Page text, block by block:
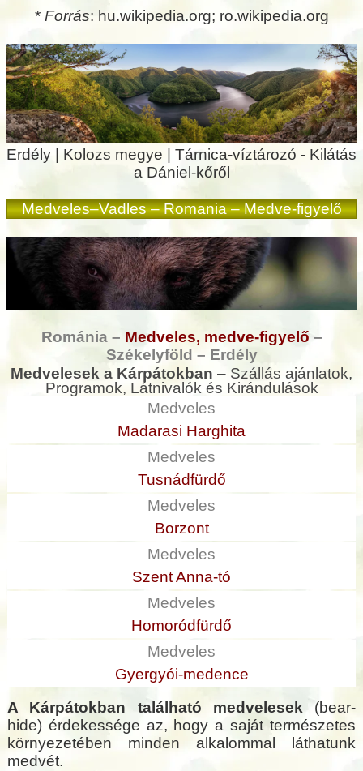
* Forrás: hu.wikipedia.org; ro.wikipedia.org
Erdély | Kolozs megye | Tárnica-víztározó - Kilátás
a Dániel-kőről
Medveles–Vadles – Romania – Medve-figyelő
Románia – Medveles, medve-figyelő –
Székelyföld – Erdély
Medvelesek a Kárpátokban – Szállás ajánlatok,
Programok, Látnivalók és Kirándulások
Medveles
Madarasi Harghita
Medveles
Tusnádfürdő
Medveles
Borzont
Medveles
Szent Anna-tó
Medveles
Homoródfürdő
Medveles
Gyergyói-medence
A Kárpátokban található medvelesek(bear-
hide) érdekessége az, hogy a saját természetes
környezetében minden alkalommal láthatunk
medvét.